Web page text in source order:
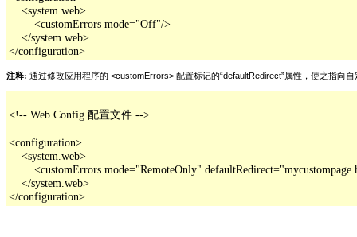
    <system.web>
        <customErrors mode="Off"/>
    </system.web>
</configuration>
注释: 通过修改应用程序的 <customErrors> 配置标记的“defaultRedirect”属性，使之指向
<!-- Web.Config 配置文件 -->
<configuration>
    <system.web>
<customErrors mode="RemoteOnly"
    </system.web>
</configuration>